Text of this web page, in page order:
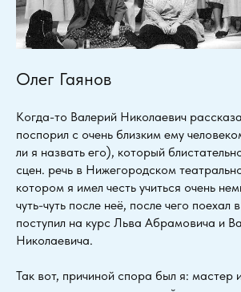
Олег Гаянов
Когда-то Валерий Николаевич
поспорил с очень близким ему
ли я назвать его), который
сцен. речь в Нижегородском
котором я имел честь учиться очень
чуть-чуть после неё, после чего поехал
поступил на курс Льва Абрамовича и
Николаевича.
Так вот, причиной спора был я: мастер